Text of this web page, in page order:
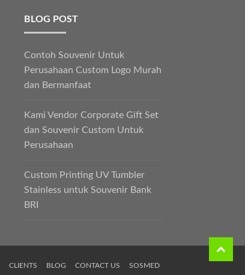
BLOG POST
Contoh Souvenir Untuk
Perusahaan Custom Logo Murah
dan Bermanfaat
Kami Vendor Corporate Gift Set
dan Souvenir Custom Untuk
Perusahaan
Custom Printing UV Tumbler
Stainless untuk Souvenir Bank
BRI
CLIENTS BLOG CONTACT US SOSMED